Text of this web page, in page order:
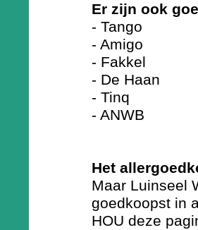
Er zijn ook
- Tango
- Amigo
- Fakkel
- De Haan
- Tinq
- ANWB
Het
Maar Luinseel
goedkoopst in
HOU deze